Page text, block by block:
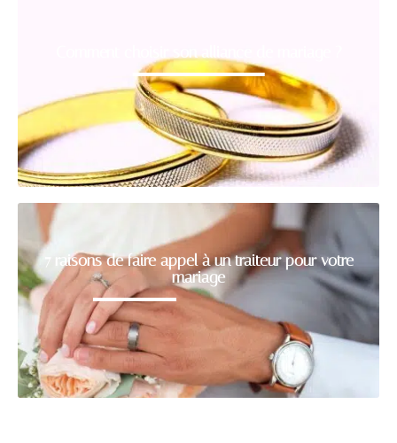
Comment choisir son alliance de mariage ?
7 raisons de faire appel à un traiteur pour votre
mariage